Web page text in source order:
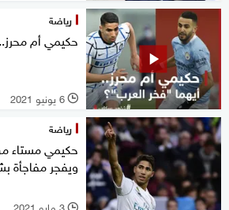
رياضة
حكيمي أم
l 6 يونيو 2021
رياضة
حكيمي مستاء
ويفجر مفاجأة
l